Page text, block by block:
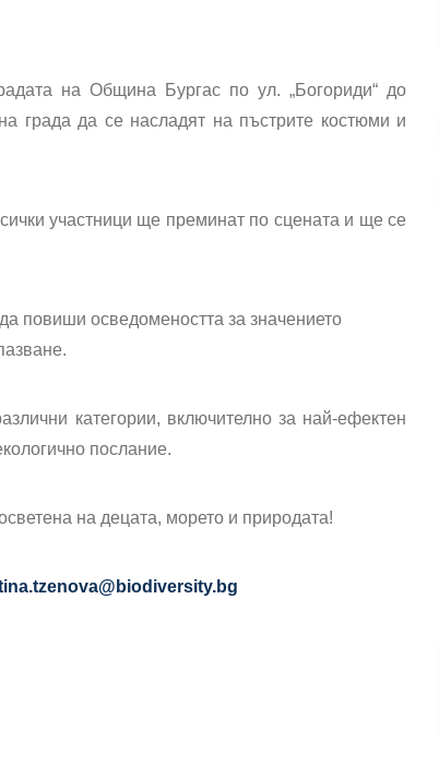
на Община Бургас по ул. „Богориди“ до
града да се насладят на пъстрите костюми и
участници ще преминат по сцената и ще се
повиши осведомеността за значението
категории, включително за най-ефектен
послание.
на децата, морето и природата!